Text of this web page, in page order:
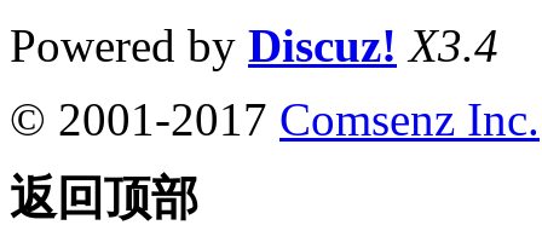
Powered by Discuz! X3.4
© 2001-2017 Comsenz Inc.
返回顶部